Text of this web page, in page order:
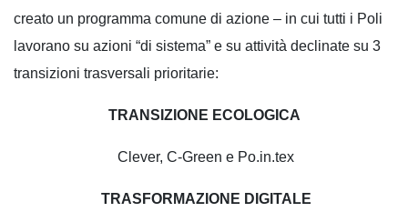
creato un programma comune di azione – in cui tutti i Poli
lavorano su azioni “di sistema” e su attività declinate su 3
transizioni trasversali prioritarie:
TRANSIZIONE ECOLOGICA
Clever, C-Green e Po.in.tex
TRASFORMAZIONE DIGITALE